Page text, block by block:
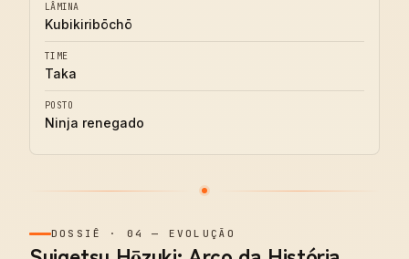
LÂMINA
Kubikiribōchō
TIME
Taka
POSTO
Ninja renegado
DOSSIÊ · 04 — EVOLUÇÃO